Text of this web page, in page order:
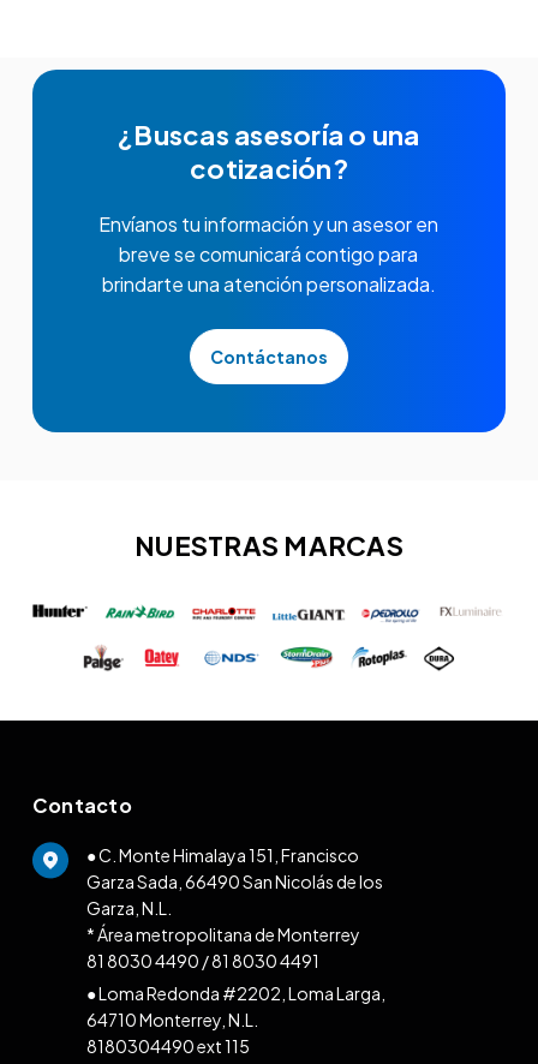
¿Buscas asesoría o una
cotización?
Envíanos tu información y un asesor en
breve se comunicará contigo para
brindarte una atención personalizada.
Contáctanos
NUESTRAS MARCAS
Contacto
● C. Monte Himalaya 151, Francisco
Garza Sada, 66490 San Nicolás de los
Garza, N.L.
* Área metropolitana de Monterrey
81 8030 4490 /81 8030 4491
● Loma Redonda #2202, Loma Larga,
64710 Monterrey, N.L.
8180304490 ext 115